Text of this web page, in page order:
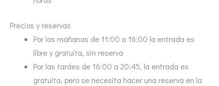
Precios y reservas
Por las mañanas de 11:00 a 16:00 la entrada es
libre y gratuita, sin reserva
Por las tardes de 16:00 a 20:45, la entrada es
gratuita, pero se necesita hacer una reserva en la